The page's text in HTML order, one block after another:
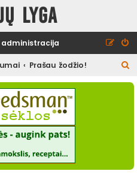
lyga
administracija
Prašau žodžio!
e